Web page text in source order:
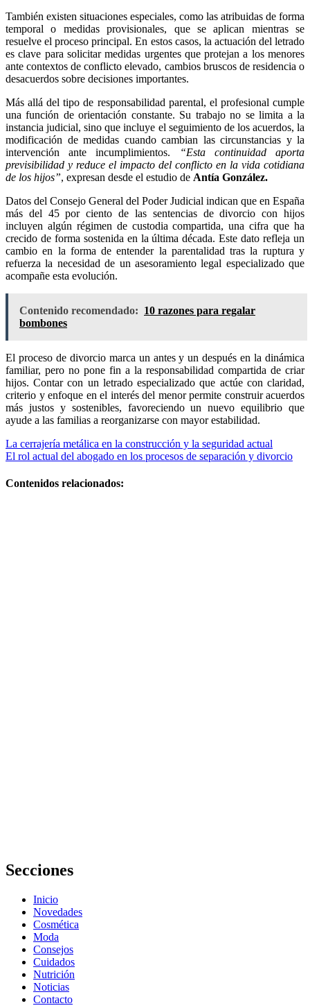
También existen situaciones especiales, como las atribuidas de forma
temporal o medidas provisionales, que se aplican mientras se
resuelve el proceso principal. En estos casos, la actuación del letrado
es clave para solicitar medidas urgentes que protejan a los menores
ante contextos de conflicto elevado, cambios bruscos de residencia o
desacuerdos sobre decisiones importantes.
Más allá del tipo de responsabilidad parental, el profesional cumple
una función de orientación constante. Su trabajo no se limita a la
instancia judicial, sino que incluye el seguimiento de los acuerdos, la
modificación de medidas cuando cambian las circunstancias y la
intervención ante incumplimientos.
“Esta continuidad aporta
previsibilidad y reduce el impacto del conflicto en la vida cotidiana
de los hijos”, expresan desde el estudio de Antía González.
Datos del Consejo General del Poder Judicial indican que en España
más del 45 por ciento de las sentencias de divorcio con hijos
incluyen algún régimen de custodia compartida, una cifra que ha
crecido de forma sostenida en la última década. Este dato refleja un
cambio en la forma de entender la parentalidad tras la ruptura y
refuerza la necesidad de un asesoramiento legal especializado que
acompañe esta evolución.
Contenido recomendado: 10 razones para regalar
bombones
El proceso de divorcio marca un antes y un después en la dinámica
familiar, pero no pone fin a la responsabilidad compartida de criar
hijos. Contar con un letrado especializado que actúe con claridad,
criterio y enfoque en el interés del menor permite construir acuerdos
más justos y sostenibles, favoreciendo un nuevo equilibrio que
ayude a las familias a reorganizarse con mayor estabilidad.
Navegación
de
entradas
La cerrajería metálica en la construcción y la seguridad actual
El rol actual del abogado en los procesos de separación y divorcio
Contenidos relacionados:
Secciones
Inicio
Novedades
Cosmética
Moda
Consejos
Cuidados
Nutrición
Noticias
Contacto